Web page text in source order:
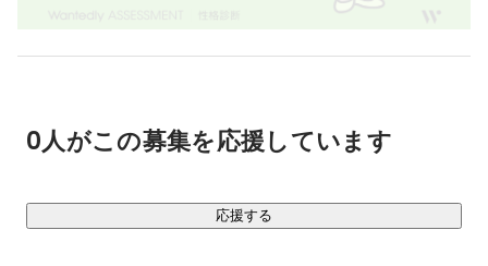
マイナビワークスで働くということは、「人と仕事をつな
を自分の使命とすることです。それは決して楽なことではな
く、ときには泥だらけになり、苦しみ、悩む日々が続くこと
しかし、この仕事は、必ず自分を磨き、そしてその先には、
人生の大切なことが必ず見えてくるはずです。
0人がこの募集を応援しています
応援する